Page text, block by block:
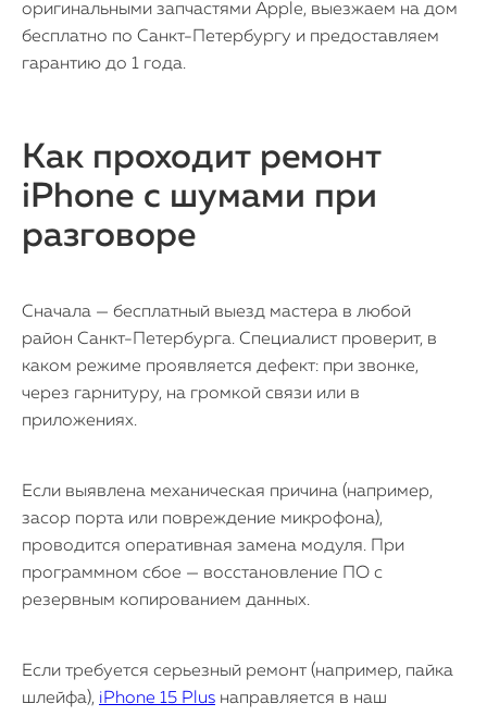
оригинальными запчастями Apple, выезжаем на дом
бесплатно по Санкт-Петербургу и предоставляем
гарантию до 1 года.
Как проходит ремонт
iPhone с шумами при
разговоре
Сначала — бесплатный выезд мастера в любой
район Санкт-Петербурга. Специалист проверит, в
каком режиме проявляется дефект: при звонке,
через гарнитуру, на громкой связи или в
приложениях.
Если выявлена механическая причина (например,
засор порта или повреждение микрофона),
проводится оперативная замена модуля. При
программном сбое — восстановление ПО с
резервным копированием данных.
Если требуется серьезный ремонт (например, пайка
шлейфа), iPhone 15 Plus направляется в наш